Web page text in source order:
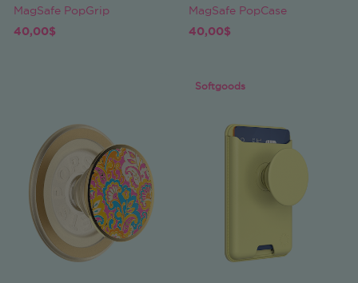
MagSafe PopGrip
40,00$
MagSafe PopCase
40,00$
Softgoods